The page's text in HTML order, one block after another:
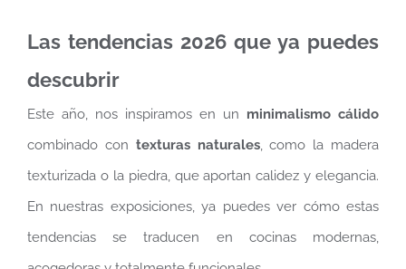
Las tendencias 2026 que ya puedes
descubrir
Este año, nos inspiramos en un minimalismo cálido
combinado con texturas naturales, como la madera
texturizada o la piedra, que aportan calidez y elegancia.
En nuestras exposiciones, ya puedes ver cómo estas
tendencias se traducen en cocinas modernas,